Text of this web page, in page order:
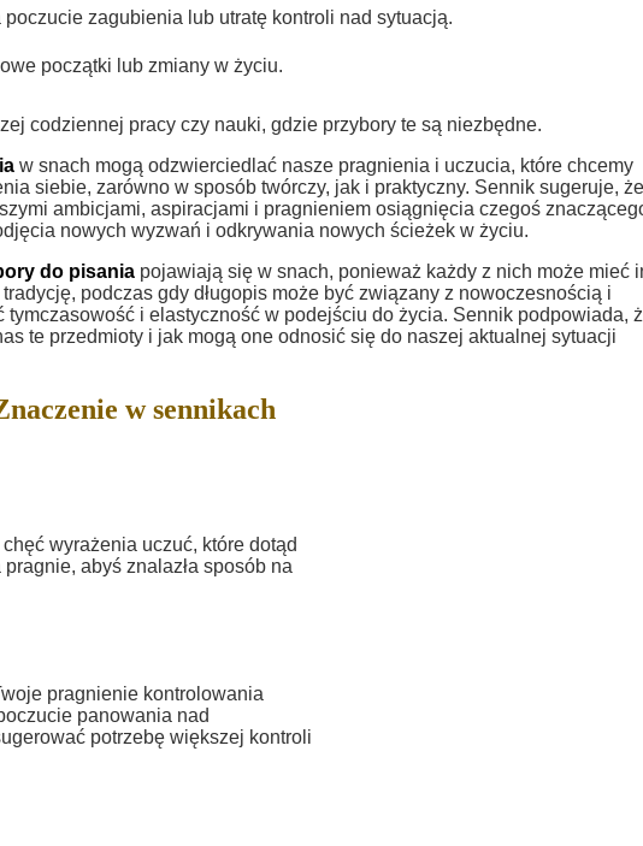
zagubienia lub utratę kontroli nad sytuacją.
początki lub zmiany w życiu.
codziennej pracy czy nauki, gdzie przybory te są niezbędne.
w snach mogą odzwierciedlać nasze pragnienia i uczucia, które chcemy
siebie, zarówno w sposób twórczy, jak i praktyczny. Sennik sugeruje,
ambicjami, aspiracjami i pragnieniem osiągnięcia czegoś
nowych wyzwań i odkrywania nowych ścieżek w życiu.
do pisania pojawiają się w snach, ponieważ każdy z nich może mieć
podczas gdy długopis może być związany z nowoczesnością i
tymczasowość i elastyczność w podejściu do życia. Sennik podpowiada,
te przedmioty i jak mogą one odnosić się do naszej aktualnej sytuacji
w sennikach
wyrażenia uczuć, które dotąd
abyś znalazła sposób na
pragnienie kontrolowania
panowania nad
potrzebę większej kontroli